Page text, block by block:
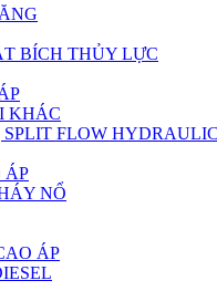
BÍCH THỦY LỰC
KHÁC
FLOW
ÁP
NỔ
ÁP